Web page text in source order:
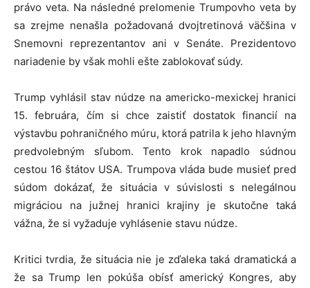
právo veta. Na následné prelomenie Trumpovho veta by
sa zrejme nenašla požadovaná dvojtretinová väčšina v
Snemovni reprezentantov ani v Senáte. Prezidentovo
nariadenie by však mohli ešte zablokovať súdy.
Trump vyhlásil stav núdze na americko-mexickej hranici
15. februára, čím si chce zaistiť dostatok financií na
výstavbu pohraničného múru, ktorá patrila k jeho hlavným
predvolebným sľubom. Tento krok napadlo súdnou
cestou 16 štátov USA. Trumpova vláda bude musieť pred
súdom dokázať, že situácia v súvislosti s nelegálnou
migráciou na južnej hranici krajiny je skutočne taká
vážna, že si vyžaduje vyhlásenie stavu núdze.
Kritici tvrdia, že situácia nie je zďaleka taká dramatická a
že sa Trump len pokúša obísť americký Kongres, aby